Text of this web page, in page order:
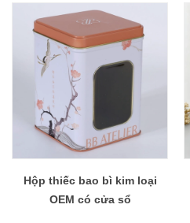
Hộp thiếc bao bì kim loại
OEM có cửa sổ